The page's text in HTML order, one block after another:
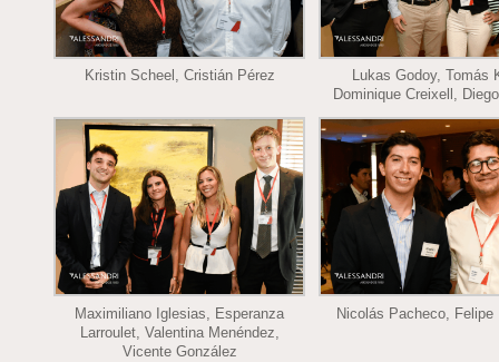
Kristin Scheel, Cristián Pérez
Lukas Godoy, Tomás
Dominique Creixell,
Maximiliano Iglesias, Esperanza
Larroulet, Valentina Menéndez,
Vicente González
Nicolás Pacheco, Felipe